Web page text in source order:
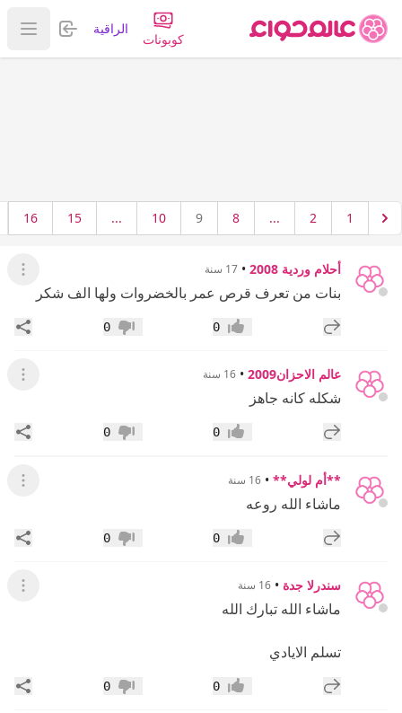
كوبونات
الراقية تسجيل
عرض
1
2
...
8
9
10
...
15
16
أحلام وردية 2008 • 17 سنة عرض
بنات من تعرف قرص عمر بالخضروات ولها الف شكر
إضافة رد جديد إعجاب0 عدم إعجاب
0
عالم الاحزان2009 • 16 سنة عرض
شكله كانه جاهز
إضافة رد جديد إعجاب0 عدم إعجاب
0
**أم لولي** • 16 سنة عرض
ماشاء الله روعه
إضافة رد جديد إعجاب0 عدم إعجاب
0
سندرلا جدة • 16 سنة عرض
ماشاء الله تبارك الله
تسلم الايادي
إضافة رد جديد إعجاب0 عدم إعجاب
0